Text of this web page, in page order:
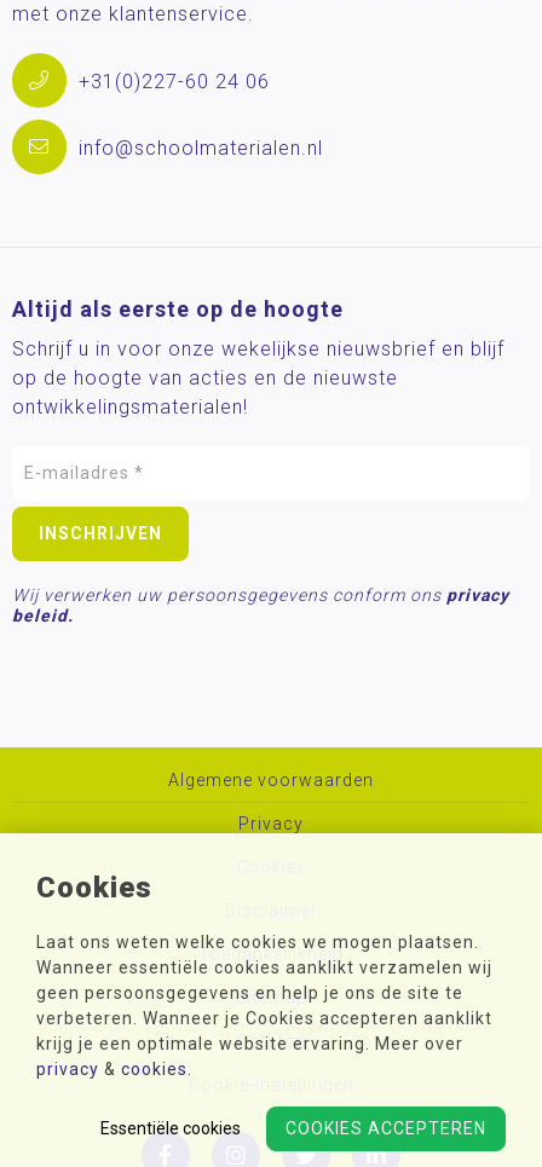
Cookies
Laat ons weten welke cookies we mogen plaatsen.
Wanneer essentiële cookies aanklikt verzamelen wij
geen persoonsgegevens en help je ons de site te
verbeteren. Wanneer je Cookies accepteren aanklikt
krijg je een optimale website ervaring. Meer over
privacy & cookies
COOKIES ACCEPTEREN
Essentiële cookies
met onze klantenservice.
+31(0)227-60 24 06
info@schoolmaterialen.nl
Altijd als eerste op de hoogte
Schrijf u in voor onze wekelijkse nieuwsbrief en blijf
op de hoogte van acties en de nieuwste
ontwikkelingsmaterialen!
Wij verwerken uw persoonsgegevens conform ons privacy
beleid.
Algemene voorwaarden
Privacy
Toegankelijkheid
Sitemap
Colofon